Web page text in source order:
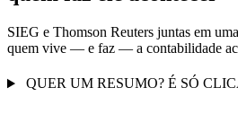
SIEG e Thomson Reuters juntas em
quem vive — e faz — a contabilidade
QUER UM RESUMO? É SÓ